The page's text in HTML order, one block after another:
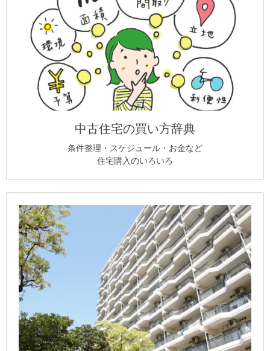
中古住宅の買い方辞典
条件整理・スケジュール・お金など
住宅購入のいろいろ